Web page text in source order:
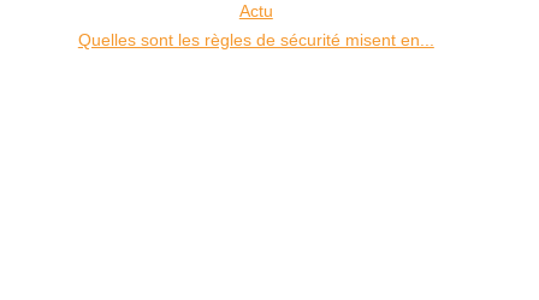
Actu
Quelles sont les règles de sécurité misent en...